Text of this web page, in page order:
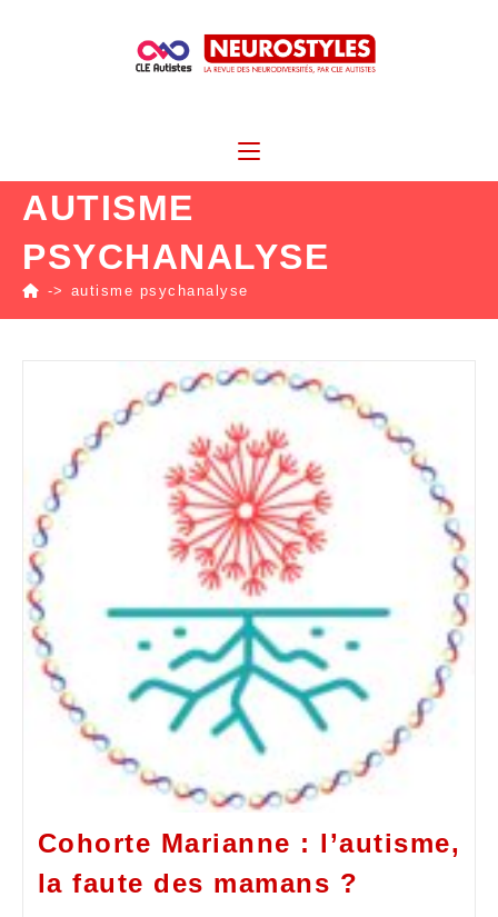
AUTISME
PSYCHANALYSE
-> autisme psychanalyse
Cohorte Marianne : l’autisme,
la faute des mamans ?